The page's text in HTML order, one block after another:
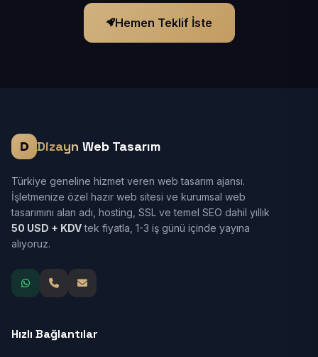
Hemen Teklif İste
Dizayn Web Tasarım
Türkiye geneline hizmet veren web tasarım ajansı.
İşletmenize özel hazır web sitesi ve kurumsal web
tasarımını alan adı, hosting, SSL ve temel SEO dahil yıllık
50 USD + KDVtek fiyatla, 1-3 iş günü içinde yayına
alıyoruz.
Hızlı Bağlantılar